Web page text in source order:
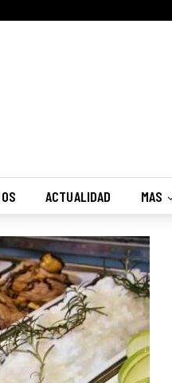
ACTUALIDAD MAS